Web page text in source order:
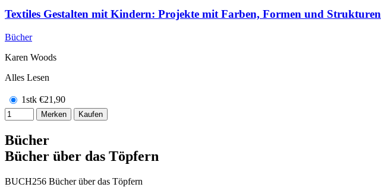
Textiles Gestalten mit Kindern: Projekte mit Farben, Formen und Strukturen
Bücher
Karen Woods
Alles Lesen
1stk €21,90
Merken Kaufen
Bücher
Bücher über das Töpfern
BUCH256 Bücher über das Töpfern